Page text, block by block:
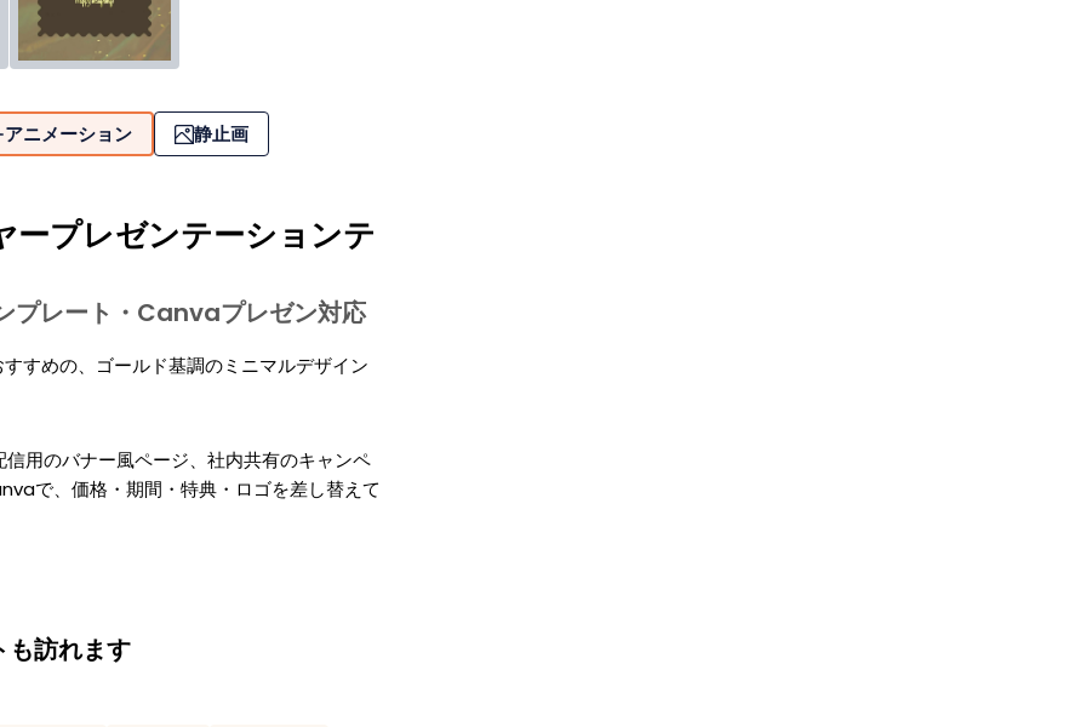
アニメーション 静止画
プレゼンテーションテ
レート・Canvaプレゼン対応
すめの、ゴールド基調のミニマルデザイン
用のバナー風ページ、社内共有のキャンペ
で、価格・期間・特典・ロゴを差し替えて
も訪れます